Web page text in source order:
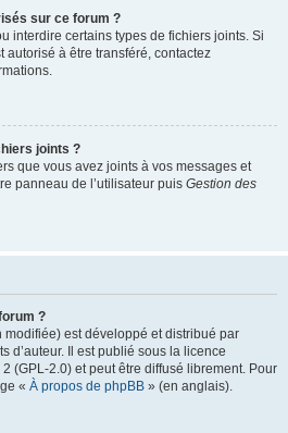
sur ce forum ?
interdire certains types de fichiers joints. Si
autorisé à être transféré, contactez
joints ?
que vous avez joints à vos messages et
panneau de l’utilisateur puis Gestion des
?
est développé et distribué par
d’auteur. Il est publié sous la licence
(GPL-2.0) et peut être diffusé librement. Pour
« À propos de phpBB » (en anglais).